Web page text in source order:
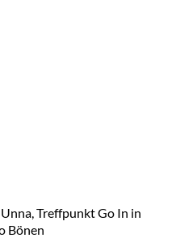
Treffpunkt Go In in
Bönen